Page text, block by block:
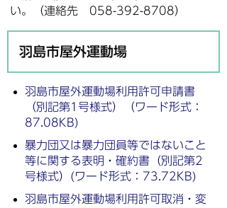
い。（連絡先 058-392-8708）
羽島市屋外運動場
羽島市屋外運動場利用許可申請書
（別記第1号様式）（ワード形式：
87.08KB)
暴力団又は暴力団員等ではないこと
等に関する表明・確約書（別記第2
号様式）(ワード形式：73.72KB)
羽島市屋外運動場利用許可取消・変